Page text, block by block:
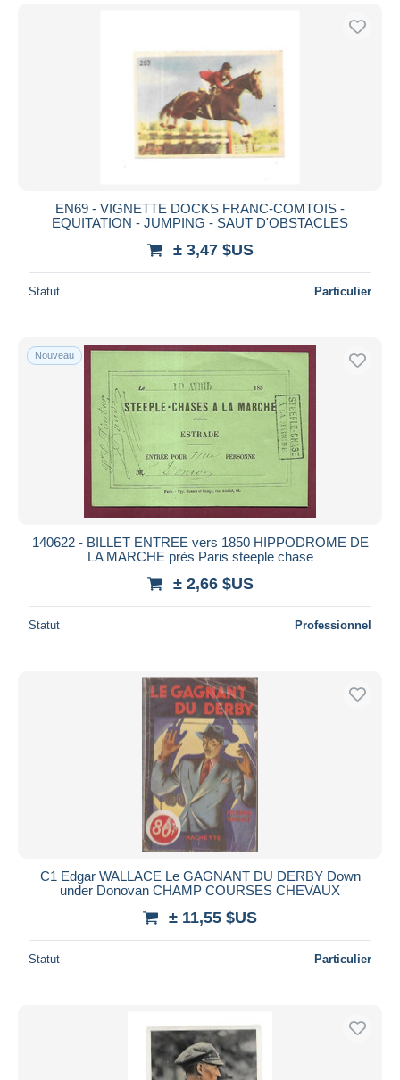
EN69 - VIGNETTE DOCKS FRANC-COMTOIS -
EQUITATION - JUMPING - SAUT D'OBSTACLES
± 3,47 $US
Statut Particulier
Nouveau
140622 - BILLET ENTREE vers 1850 HIPPODROME DE
LA MARCHE près Paris steeple chase
± 2,66 $US
Statut Professionnel
C1 Edgar WALLACE Le GAGNANT DU DERBY Down
under Donovan CHAMP COURSES CHEVAUX
± 11,55 $US
Statut Particulier